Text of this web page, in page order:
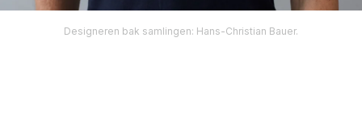
Designeren bak samlingen: Hans-Christian Bauer.